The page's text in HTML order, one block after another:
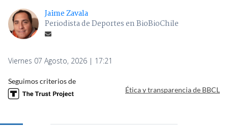
Jaime Zavala
Periodista de Deportes en BioBioChile
Viernes 07 Agosto, 2026 | 17:21
Seguimos criterios de
Ética y transparencia de BBCL